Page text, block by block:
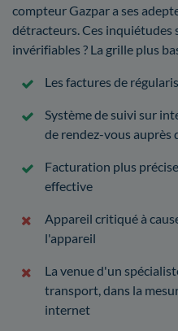
compteur Gazpar a ses
détracteurs. Ces inquiétudes
invérifiables ? La grille plus
Les factures de
Système de suivi sur
de rendez-vous auprès
Facturation plus
effective
Appareil critiqué à
l'appareil
La venue d'un
transport, dans la
internet